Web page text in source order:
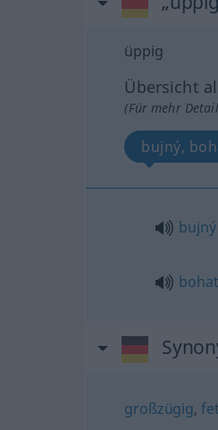
üppig
Übersicht
(Für mehr
bujný,
bujný
großzügig,